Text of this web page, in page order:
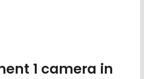
1 camera in